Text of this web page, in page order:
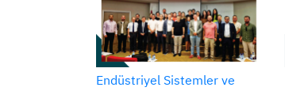
Endüstriyel Sistemler ve